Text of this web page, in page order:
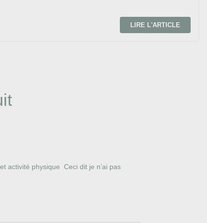
LIRE L'ARTICLE
activité physique  Ceci dit je n’ai pas